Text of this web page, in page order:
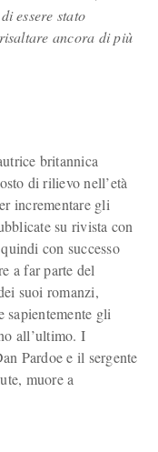
essere stato
ancora di più
britannica
di rilievo nell’età
incrementare gli
su rivista con
con successo
a far parte del
suoi romanzi,
gli
all’ultimo. I
Pardoe e il sergente
muore a